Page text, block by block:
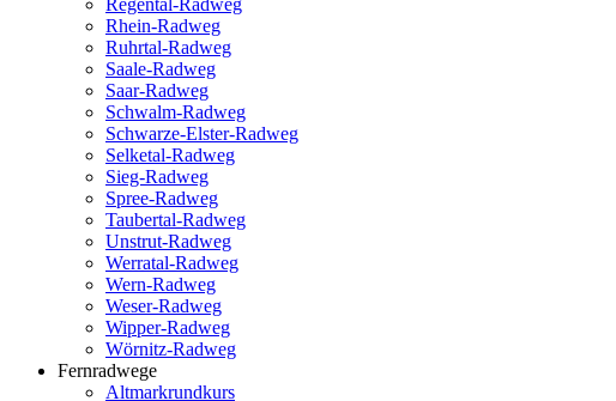
Regental-Radweg
Rhein-Radweg
Ruhrtal-Radweg
Saale-Radweg
Saar-Radweg
Schwalm-Radweg
Schwarze-Elster-Radweg
Selketal-Radweg
Sieg-Radweg
Spree-Radweg
Taubertal-Radweg
Unstrut-Radweg
Werratal-Radweg
Wern-Radweg
Weser-Radweg
Wipper-Radweg
Wörnitz-Radweg
Fernradwege
Altmarkrundkurs